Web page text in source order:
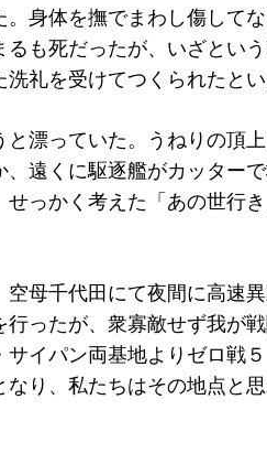
身体を撫でまわし傷して
も死だったが、いざとい
礼を受けてつくられたとい
漂っていた。うねりの頂上
遠くに駆逐艦がカッター
っかく考えた「あの世行
母千代田にて夜間に高速
ったが、衆寡敵せず我が
イパン両基地よりゼロ戦
り、私たちはその地点と